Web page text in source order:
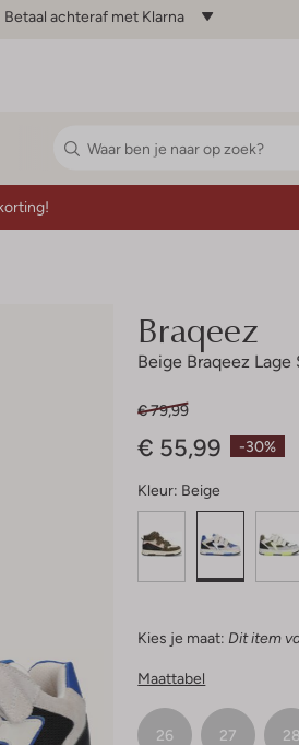
Betaal achteraf met Klarna
Braqeez
Beige Braqeez
-30%
€ 79,99
€ 55,99
Kleur: Beige
Kies je maat: Dit item
Maattabel
26 27 28